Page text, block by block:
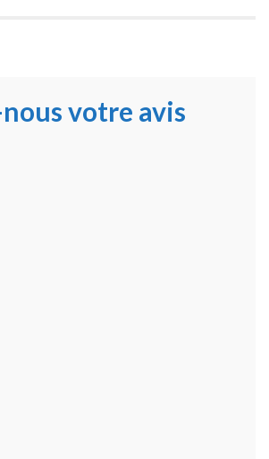
votre avis